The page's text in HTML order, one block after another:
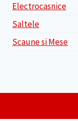
Electrocasnice
Saltele
Scaune si Mese